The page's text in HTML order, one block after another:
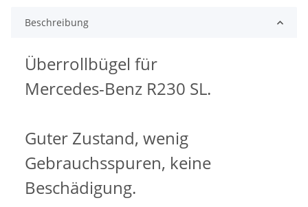
Beschreibung
Überrollbügel für
Mercedes-Benz R230 SL.
Guter Zustand, wenig
Gebrauchsspuren, keine
Beschädigung.